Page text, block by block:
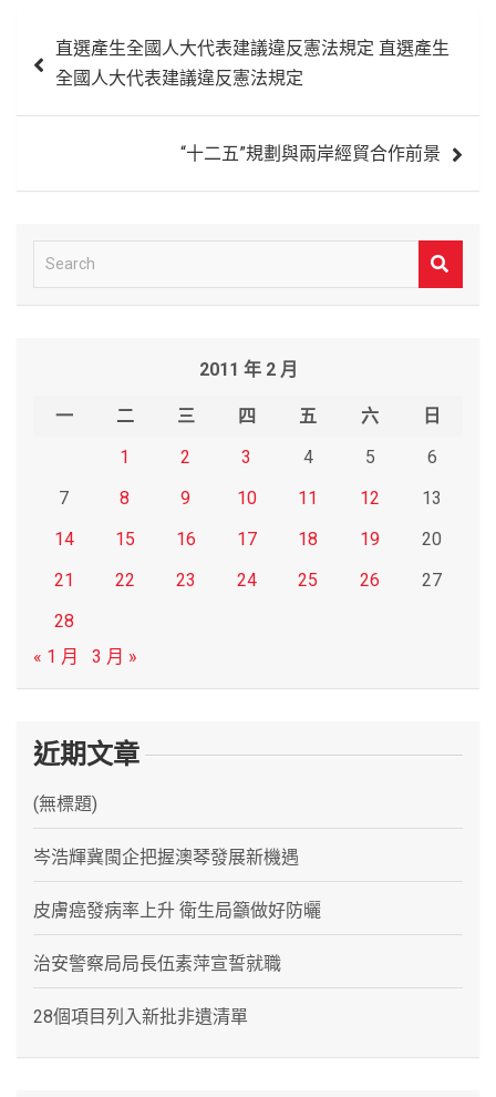
章
直選產生全國人大代表建議違反憲法規定 直選產生
全國人大代表建議違反憲法規定
“十二五”規劃與兩岸經貿合作前景
e
2011 年 2 月
一 二 三 四 五 六
日
1
2 3 4 5
6
7
8 9 10 11 12
13
14
15 16 17 18 19
20
21
22 23 24 25 26
27
28
« 1 月
3 月 »
近期文章
(無標題)
岑浩輝冀閩企把握澳琴發展新機遇
皮膚癌發病率上升 衛生局籲做好防曬
治安警察局局長伍素萍宣誓就職
28個項目列入新批非遺清單